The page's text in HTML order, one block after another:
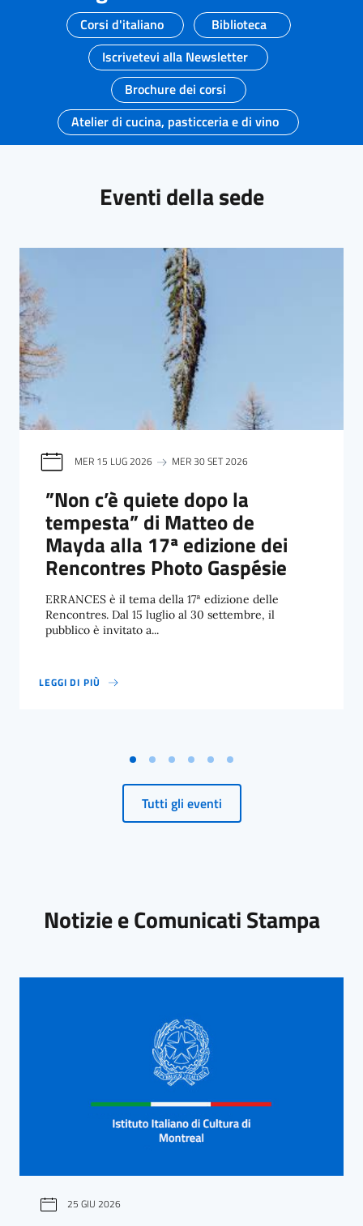
Corsi d'italiano
Biblioteca
Iscrivetevi alla Newsletter
Brochure dei corsi
Atelier di cucina, pasticceria e di vino
Eventi della sede
MER 15 LUG 2026 MER 30 SET 2026
”Non c’è quiete dopo la
tempesta” di Matteo de
Mayda alla 17ª edizione dei
Rencontres Photo Gaspésie
ERRANCES è il tema della 17ª edizione delle
Rencontres. Dal 15 luglio al 30 settembre, il
pubblico è invitato a...
LEGGI DI PIÙ
”NON C’È QUIETE DOPO LA TEMPESTA” DI MATTEO DE MAYDA
Tutti gli eventi
Notizie e Comunicati Stampa
25 GIU 2026